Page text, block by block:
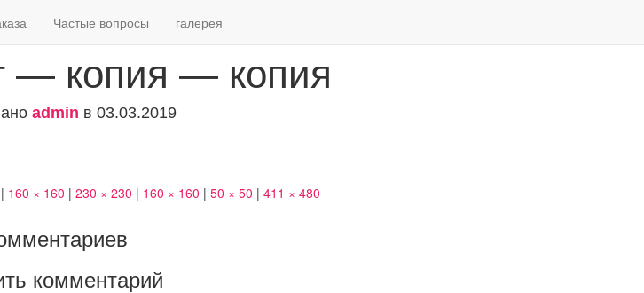
Частые вопросы галерея
— копия — копия
admin в 03.03.2019
| 160 × 160 | 230 × 230 | 160 × 160 | 50 × 50 | 411 × 480
комментарий